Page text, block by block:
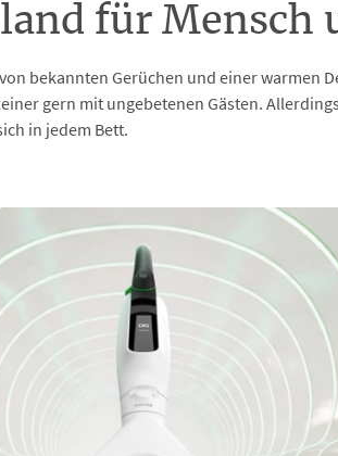
für Mensch
bekannten Gerüchen und einer warmen
gern mit ungebetenen Gästen.
in jedem Bett.